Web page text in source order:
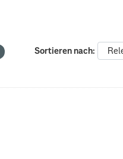
Sortieren nach